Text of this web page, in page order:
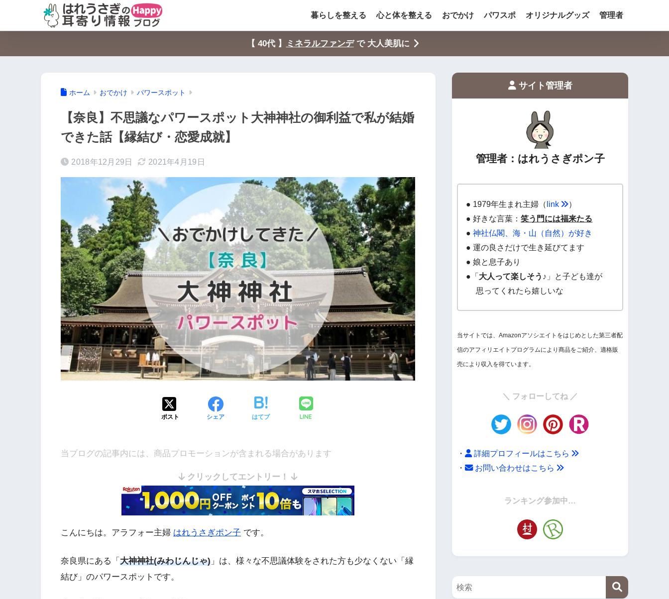
暮らしを整える 心と体を整える おでかけ パワスポ オリジナルグッズ 管理者
【 40代 】 ミネラルファンデで 大人美肌に
ホーム おでかけ パワースポット
【奈良】不思議なパワースポット大神神社の御利益で私が結婚
できた話【縁結び・恋愛成就】
2018年12月29日 2021年4月19日
ポスト シェア はてブ LINE
当ブログの記事内には、商品プロモーションが含まれる場合があります
クリックしてエントリー！
こんにちは。アラフォー主婦 はれうさぎポン子 です。
奈良県にある「 大神神社(みわじんじゃ) 」は、様々な不思議体験をされた方も少なくない「 縁
結び 」のパワースポットです。
サイト管理者
管理者：はれうさぎポン子
● 1979年生まれ主婦（link
）
● 好きな言葉：笑う門には福来たる
●神社仏閣、海・山（自然）が好き
● 運の良さだけで生き延びてます
● 娘と息子あり
●「大人って楽しそう♪ 」と子ども達が
思ってくれたら嬉しいな
当サイトでは、Amazonアソシエイトをはじめとした第三者配
信のアフィリエイトプログラムにより商品をご紹介、適格販
売により収入を得ています。
＼ フォローしてね ／
・
詳細プロフィールはこちら
・
お問い合わせはこちら
ランキング参加中…